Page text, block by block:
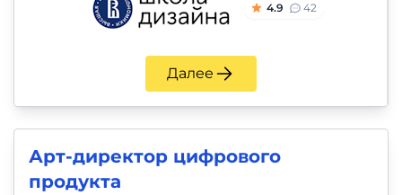
4.9 42
Далее
Арт-директор цифрового
продукта